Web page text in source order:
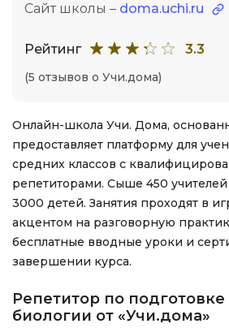
Сайт школы – doma.uchi.ru
Рейтинг 3.3
(5 отзывов о Учи.дома)
Онлайн-школа Учи. Дома,
предоставляет платформу для
средних классов с
репетиторами. Сыше 450
3000 детей. Занятия проходят в
акцентом на разговорную
бесплатные вводные уроки и
завершении курса.
Репетитор по
биологии от «Учи.дома»